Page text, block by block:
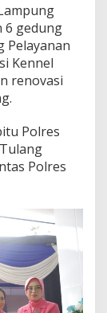
6 gedung
Pelayanan
Kennel
renovasi
Polres
Polres